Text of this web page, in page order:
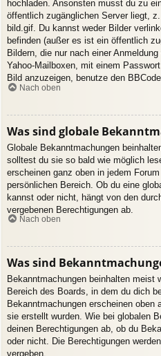
hochladen. Ansonsten musst du zu
öffentlich zugänglichen Server liegt,
bild.gif. Du kannst weder Bilder
befinden (außer es ist ein öffentlich
Bildern, die nur nach einer
Yahoo-Mailboxen, mit einem
Bild anzuzeigen, benutze den
Nach oben
Was sind globale
Globale Bekanntmachungen
solltest du sie so bald wie möglich
erscheinen ganz oben in jedem
persönlichen Bereich. Ob du eine
kannst oder nicht, hängt von den
vergebenen Berechtigungen ab.
Nach oben
Was sind
Bekanntmachungen beinhalten meist
Bereich des Boards, in dem du dich
Bekanntmachungen erscheinen
sie erstellt wurden. Wie bei globalen
deinen Berechtigungen ab, ob du
oder nicht. Die Berechtigungen
vergeben.